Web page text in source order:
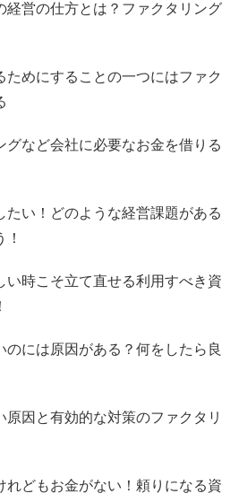
経営の仕方とは？ファクタリング
ためにすることの一つにはファク
グなど会社に必要なお金を借りる
たい！どのような経営課題がある
い時こそ立て直せる利用すべき資
のには原因がある？何をしたら良
原因と有効的な対策のファクタリ
れどもお金がない！頼りになる資